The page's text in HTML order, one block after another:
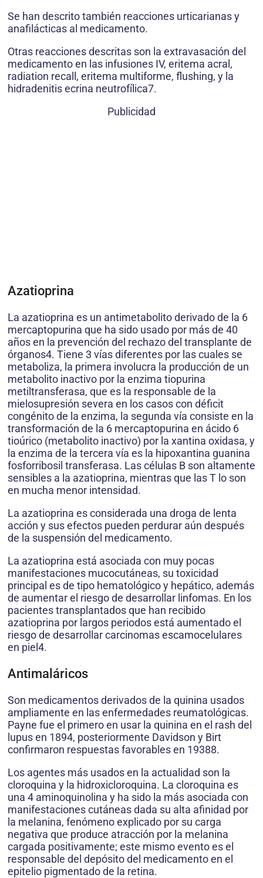
Se han descrito también reacciones urticarianas y
anafilácticas al medicamento.
Otras reacciones descritas son la extravasación del
medicamento en las infusiones IV, eritema acral,
radiation recall, eritema multiforme, flushing, y la
hidradenitis ecrina neutrofílica7.
Publicidad
Azatioprina
La azatioprina es un antimetabolito derivado de la 6
mercaptopurina que ha sido usado por más de 40
años en la prevención del rechazo del transplante de
órganos4. Tiene 3 vías diferentes por las cuales se
metaboliza, la primera involucra la producción de un
metabolito inactivo por la enzima tiopurina
metiltransferasa, que es la responsable de la
mielosupresión severa en los casos con déficit
congénito de la enzima, la segunda vía consiste en la
transformación de la 6 mercaptopurina en ácido 6
tioúrico (metabolito inactivo) por la xantina oxidasa, y
la enzima de la tercera vía es la hipoxantina guanina
fosforribosil transferasa. Las células B son altamente
sensibles a la azatioprina, mientras que las T lo son
en mucha menor intensidad.
La azatioprina es considerada una droga de lenta
acción y sus efectos pueden perdurar aún después
de la suspensión del medicamento.
La azatioprina está asociada con muy pocas
manifestaciones mucocutáneas, su toxicidad
principal es de tipo hematológico y hepático, además
de aumentar el riesgo de desarrollar linfomas. En los
pacientes transplantados que han recibido
azatioprina por largos periodos está aumentado el
riesgo de desarrollar carcinomas escamocelulares
en piel4.
Antimaláricos
Son medicamentos derivados de la quinina usados
ampliamente en las enfermedades reumatológicas.
Payne fue el primero en usar la quinina en el rash del
lupus en 1894, posteriormente Davidson y Birt
confirmaron respuestas favorables en 19388.
Los agentes más usados en la actualidad son la
cloroquina y la hidroxicloroquina. La cloroquina es
una 4 aminoquinolina y ha sido la más asociada con
manifestaciones cutáneas dada su alta afinidad por
la melanina, fenómeno explicado por su carga
negativa que produce atracción por la melanina
cargada positivamente; este mismo evento es el
responsable del depósito del medicamento en el
epitelio pigmentado de la retina.